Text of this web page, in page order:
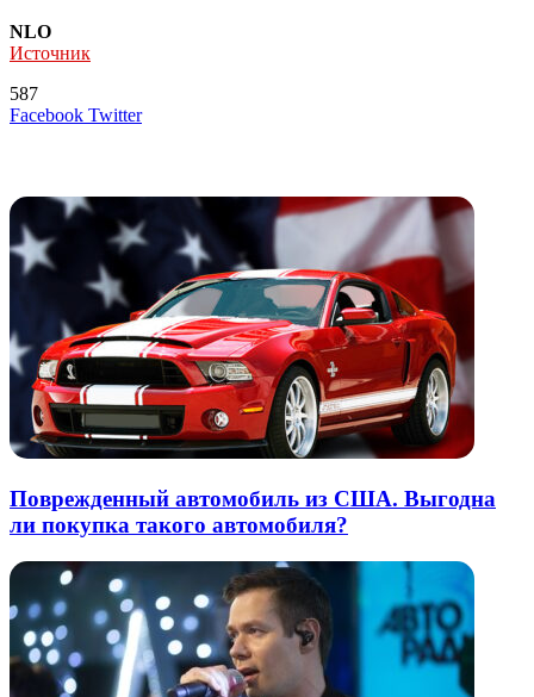
NLO
Источник
587
Facebook TwitterLinkedIn
Tumblr
Reddit
Вконтакте
Одноклассники
Skype
Messenger
Messenger
WhatsApp
Telegram
Viber
Line
Поделиться
Печатать
Поврежденный автомобиль из США. Выгодна
ли покупка такого автомобиля?